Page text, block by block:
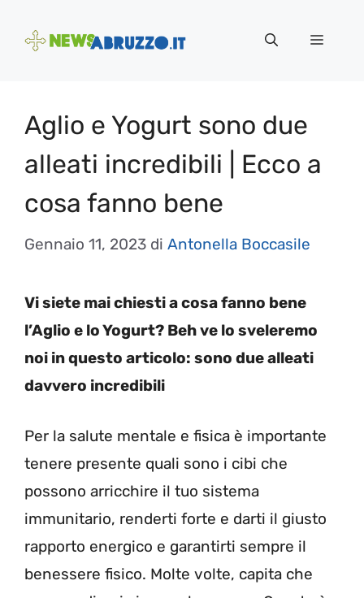
Menu
Aglio e Yogurt sono due
alleati incredibili | Ecco a
cosa fanno bene
Gennaio 11, 2023 di Antonella Boccasile
Vi siete mai chiesti a cosa fanno bene
l’Aglio e lo Yogurt? Beh ve lo sveleremo
noi in questo articolo: sono due alleati
davvero incredibili
Per la salute mentale e fisica è importante
tenere presente quali sono i cibi che
possono arricchire il tuo sistema
immunitario, renderti forte e darti il giusto
rapporto energico e garantirti sempre il
benessere fisico. Molte volte, capita che